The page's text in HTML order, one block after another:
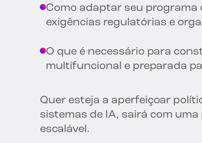
Como adaptar seu programa
exigências regulatórias e
O que é necessário para
multifuncional e preparada
Quer esteja a aperfeiçoar
sistemas de IA, sairá com
escalável.